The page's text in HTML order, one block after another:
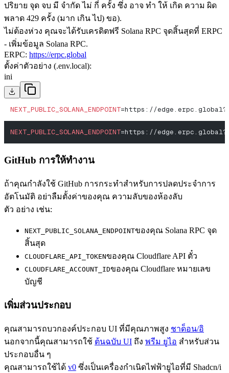
ปริยาย จุด จบ มี จํากัด ไม่ กี่ ครั้ง ซึ่ง อาจ ทํา ให้ เกิด ความ ผิด
พลาด 429 ครั้ง (มาก เกิน ไป) ขอ).
ไม่ต้องห่วง คุณจะได้รับเครดิตฟรี Solana RPC จุดสิ้นสุดที่ ERPC
- เพิ่มข้อมูล Solana RPC.
ERPC: https://erpc.global
ตั้งค่าตัวอย่าง (.env.local):
ini
NEXT_PUBLIC_SOLANA_ENDPOINT=https://edge.erpc.global?
NEXT_PUBLIC_SOLANA_ENDPOINT=https://edge.erpc.global?
GitHub การให้ทํางาน
ถ้าคุณกําลังใช้ GitHub การกระทําสําหรับการปลดประจําการ
อัตโนมัติ อย่าลืมตั้งค่าของคุณ ความลับของห้องลับ
ตัว อย่าง เช่น:
NEXT_PUBLIC_SOLANA_ENDPOINTของคุณ Solana RPC จุด
สิ้นสุด
CLOUDFLARE_API_TOKENของคุณ Cloudflare API ตั๋ว
CLOUDFLARE_ACCOUNT_IDของคุณ Cloudflare หมายเลข
บัญชี
เพิ่มส่วนประกอบ
คุณสามารถบวกองค์ประกอบ UI ที่มีคุณภาพสูง ชาด็อน/อิ
นอกจากนี้คุณสามารถใช้ ต้นฉบับ UI ถึง พรีม ยูไอ สําหรับส่วน
ประกอบอื่น ๆ
คุณสามารถใช้ได้ v0 ซึ่งเป็นเครื่องกําเนิดไฟฟ้ายูไอที่มี Shadcn/i